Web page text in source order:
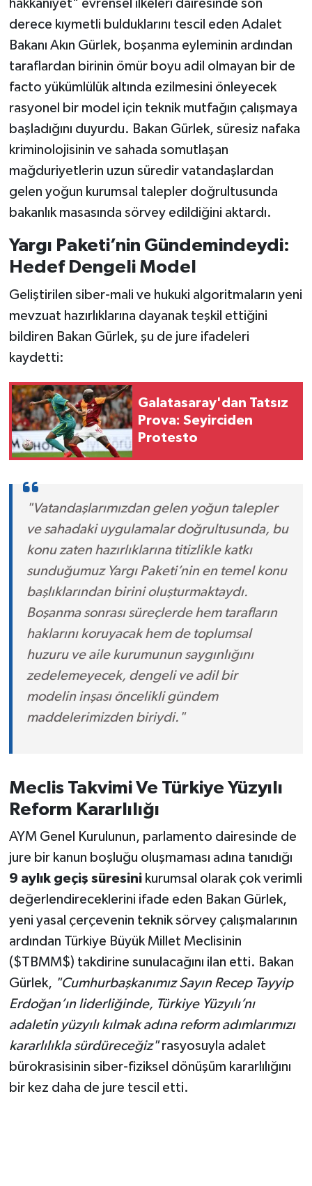
hakkaniyet" evrensel ilkeleri dairesinde son
derece kıymetli bulduklarını tescil eden Adalet
Bakanı Akın Gürlek, boşanma eyleminin ardından
taraflardan birinin ömür boyu adil olmayan bir de
facto yükümlülük altında ezilmesini önleyecek
rasyonel bir model için teknik mutfağın çalışmaya
başladığını duyurdu. Bakan Gürlek, süresiz nafaka
kriminolojisinin ve sahada somutlaşan
mağduriyetlerin uzun süredir vatandaşlardan
gelen yoğun kurumsal talepler doğrultusunda
bakanlık masasında sörvey edildiğini aktardı.
Yargı Paketi’nin Gündemindeydi:
Hedef Dengeli Model
Geliştirilen siber-mali ve hukuki algoritmaların yeni
mevzuat hazırlıklarına dayanak teşkil ettiğini
bildiren Bakan Gürlek, şu de jure ifadeleri
kaydetti:
Galatasaray'dan Tatsız
Prova: Seyirciden
Protesto
"Vatandaşlarımızdan gelen yoğun talepler
ve sahadaki uygulamalar doğrultusunda, bu
konu zaten hazırlıklarına titizlikle katkı
sunduğumuz Yargı Paketi’nin en temel konu
başlıklarından birini oluşturmaktaydı.
Boşanma sonrası süreçlerde hem tarafların
haklarını koruyacak hem de toplumsal
huzuru ve aile kurumunun saygınlığını
zedelemeyecek, dengeli ve adil bir
modelin inşası öncelikli gündem
maddelerimizden biriydi."
Meclis Takvimi Ve Türkiye Yüzyılı
Reform Kararlılığı
AYM Genel Kurulunun, parlamento dairesinde de
jure bir kanun boşluğu oluşmaması adına tanıdığı
9 aylık geçiş süresinikurumsal olarak çok verimli
değerlendireceklerini ifade eden Bakan Gürlek,
yeni yasal çerçevenin teknik sörvey çalışmalarının
ardından Türkiye Büyük Millet Meclisinin
($TBMM$) takdirine sunulacağını ilan etti. Bakan
Gürlek, "Cumhurbaşkanımız Sayın Recep Tayyip
Erdoğan’ın liderliğinde, Türkiye Yüzyılı’nı
adaletin yüzyılı kılmak adına reform adımlarımızı
kararlılıkla sürdüreceğiz"rasyosuyla adalet
bürokrasisinin siber-fiziksel dönüşüm kararlılığını
bir kez daha de jure tescil etti.